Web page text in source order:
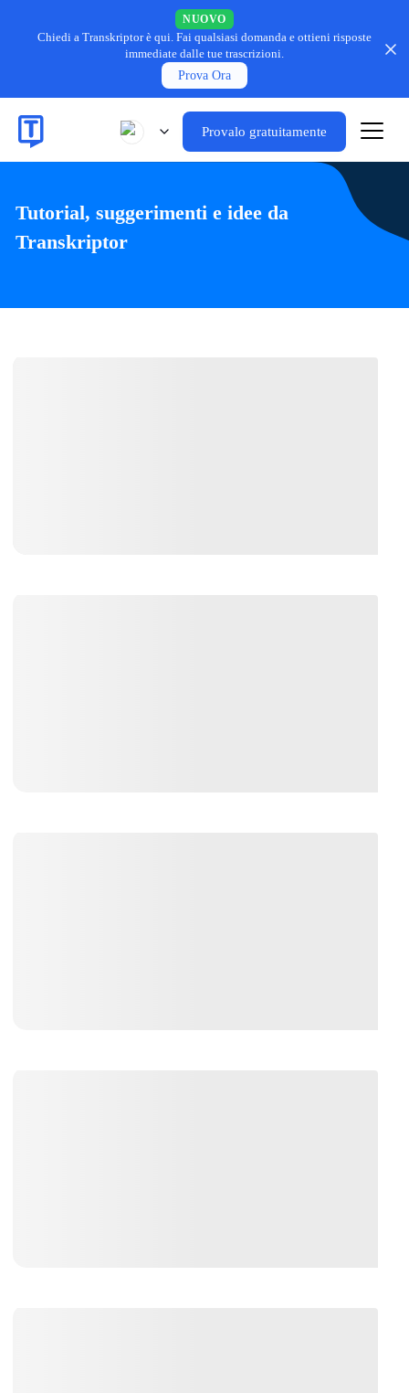
NUOVO
Chiedi a Transkriptor è qui. Fai qualsiasi domanda e ottieni risposte
immediate dalle tue trascrizioni.
Prova Ora
Provalo gratuitamente
Tutorial, suggerimenti e idee da
Transkriptor